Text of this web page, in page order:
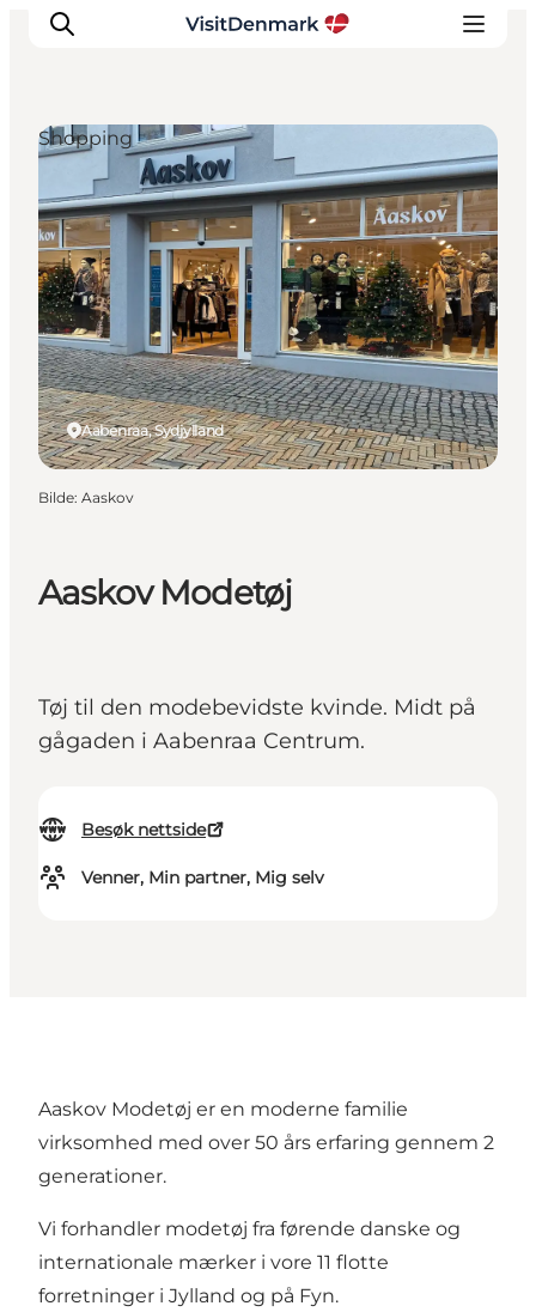
Inspirasjon
Reisemål
Aktiviteter
Overnatting
Planlegg reisen
Aaskov Modetøj
Tøj til den modebevidste kvinde. Midt på
gågaden i Aabenraa Centrum.
Besøk nettside
Venner, Min partner, Mig selv
Aabenraa, Sydjylland
Shopping
Bilde: Aaskov
Aaskov Modetøj er en moderne familie
virksomhed med over 50 års erfaring gennem 2
generationer.
Vi forhandler modetøj fra førende danske og
internationale mærker i vore 11 flotte
forretninger i Jylland og på Fyn.